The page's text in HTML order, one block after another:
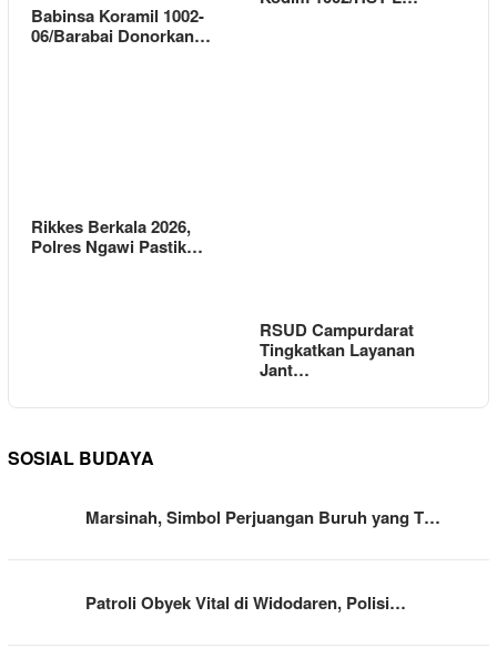
Babinsa Koramil 1002-
06/Barabai Donorkan…
Rikkes Berkala 2026,
Polres Ngawi Pastik…
RSUD Campurdarat
Tingkatkan Layanan
Jant…
SOSIAL BUDAYA
Marsinah, Simbol Perjuangan Buruh yang T…
Patroli Obyek Vital di Widodaren, Polisi…